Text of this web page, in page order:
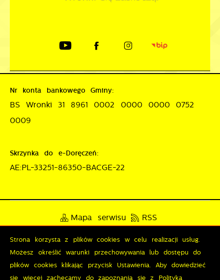
Nr konta bankowego Gminy:
BS Wronki 31 8961 0002 0000 0000 0752
0009
Skrzynka do e-Doręczeń:
AE:PL-33251-86350-BACGE-22
Mapa serwisu RSS
Deklaracja dostępności
Polityka prywatności
Strona korzysta z plików cookies w celu realizacji usług.
Możesz określić warunki przechowywania lub dostępu do
plików cookies klikając przycisk Ustawienia. Aby dowiedzieć
się więcej zachęcamy do zapoznania się z Polityką